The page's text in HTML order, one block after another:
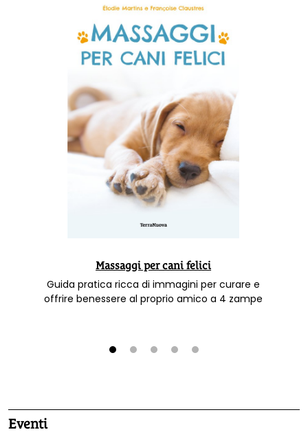
Massaggi per cani felici
Guida pratica ricca di immagini per curare e
offrire benessere al proprio amico a 4 zampe
Eventi